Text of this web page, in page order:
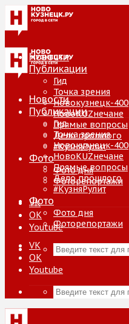
Новости
Публикации
Гид
Точка зрения
Новокузнецк-400
НовоKUZнечане
Прямые вопросы
Дело прошлого
#КузняРулит
Фото
Фото дня
Фоторепортажи
VK
ОК
Youtube
Новости
Публикации
Гид
Точка зрения
Новокузнецк-400
НовоKUZнечане
Прямые вопросы
Дело прошлого
#КузняРулит
Фото
Фото дня
Фоторепортажи
VK
ОК
Youtube